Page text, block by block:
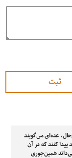
عده‌ای می‌گویند
کنند که در آن
همین‌جوری